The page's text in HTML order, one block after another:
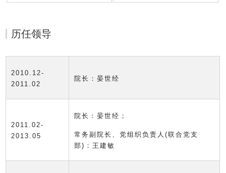
历任领导
2010.12-
2011.02
院长：晏世经
2011.02-
2013.05
院长：晏世经；
常务副院长、党组织负责人(联合党支
部)：王建敏